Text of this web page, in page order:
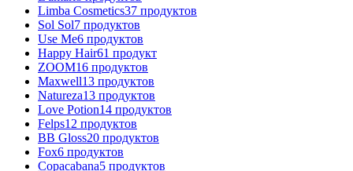
Limba Cosmetics37 продуктов
Sol Sol7 продуктов
Use Me6 продуктов
Happy Hair61 продукт
ZOOM16 продуктов
Maxwell13 продуктов
Natureza13 продуктов
Love Potion14 продуктов
Felps12 продуктов
BB Gloss20 продуктов
Fox6 продуктов
Copacabana5 продуктов